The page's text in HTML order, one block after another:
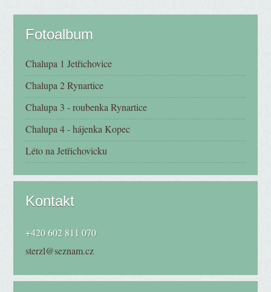
Fotoalbum
Chalupa 1 Jetřichovice
Chalupa 2 Rynartice
Chalupa 3 - roubenka Rynartice
Chalupa 4 - hájenka Kopec
Léto na Jetřichovicku
Kontakt
+420 602 811 070
sterzl@seznam.cz